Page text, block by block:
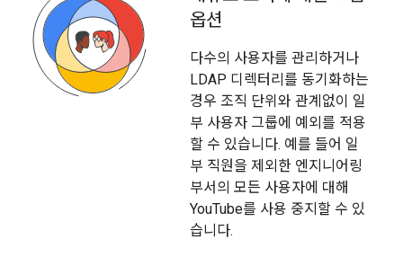
옵션
다수의 사용자를 관리하거나
LDAP 디렉터리를 동기화하는
경우 조직 단위와 관계없이 일
부 사용자 그룹에 예외를 적용
할 수 있습니다. 예를 들어 일
부 직원을 제외한 엔지니어링
부서의 모든 사용자에 대해
YouTube를 사용 중지할 수 있
습니다.